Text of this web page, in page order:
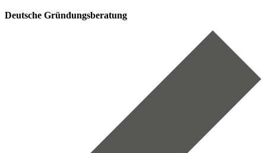
Deutsche Gründungsberatung